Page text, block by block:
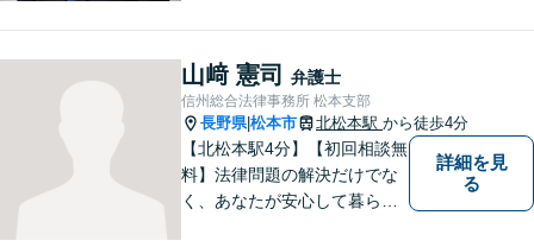
供します。
山﨑 憲司 弁護士
信州総合法律事務所 松本支部
長野県|松本市 北松本駅 から徒歩4分
【北松本駅4分】【初回相談無
料】法律問題の解決だけでな
く、あなたが安心して暮らせ
詳細を見
る